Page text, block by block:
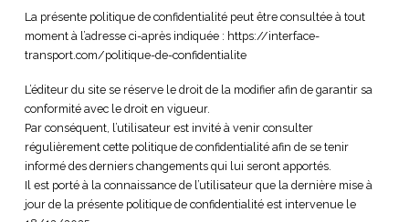
La présente politique de confidentialité peut être consultée à tout
moment à l’adresse ci-après indiquée : https://interface-
transport.com/politique-de-confidentialite
L’éditeur du site se réserve le droit de la modifier afin de garantir sa
conformité avec le droit en vigueur.
Par conséquent, l’utilisateur est invité à venir consulter
régulièrement cette politique de confidentialité afin de se tenir
informé des derniers changements qui lui seront apportés.
Il est porté à la connaissance de l’utilisateur que la dernière mise à
jour de la présente politique de confidentialité est intervenue le